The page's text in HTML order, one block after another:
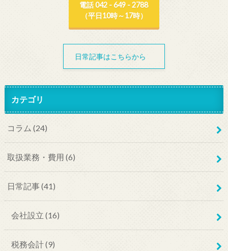
電話 042 - 649 - 2788
（平日10時～17時）
日常記事はこちらから
カテゴリ
コラム (24)
取扱業務・費用 (6)
日常記事(41)
会社設立 (16)
税務会計(9)